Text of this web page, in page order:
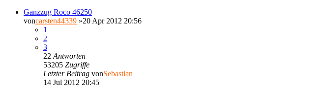
Ganzzug Roco 46250
voncarsten44339 »20 Apr 2012 20:56
1
2
3
22 Antworten
53205 Zugriffe
Letzter Beitrag vonSebastian
14 Jul 2012 20:45